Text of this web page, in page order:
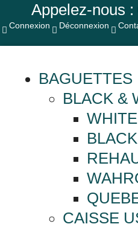
Appelez-nous
Connexion Déconnexion
BAGUETTES
BLACK &
WHITE
BLACK
CAISSE